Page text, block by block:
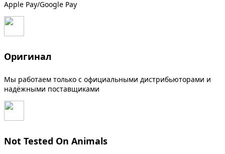
Apple Pay/Google Pay
Оригинал
Мы работаем только с официальными дистрибьюторами и
надёжными поставщиками
Not Tested On Animals